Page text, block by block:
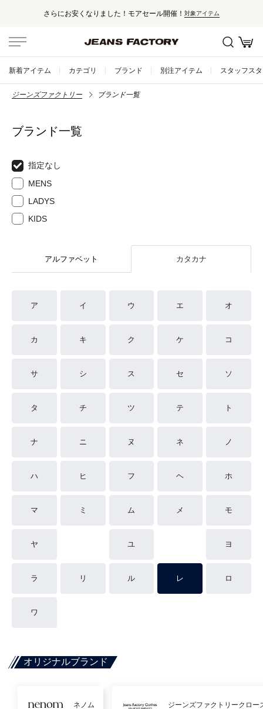
さらにお安くなりました！モアセール開催！ 対象アイテム
新着アイテム カテゴリ ブランド 別注アイテム スタッフス
ジーンズファクトリー ブランド一覧
ブランド一覧
指定なし
MENS
LADYS
KIDS
アルファベット カタカナ
ア イ ウ エ オ
カ キ ク ケ コ
サ シ ス セ ソ
タ チ ツ テ ト
ナ ニ ヌ ネ ノ
ハ ヒ フ ヘ ホ
マ ミ ム メ モ
ヤ ユ ヨ
ラ リ ル レ ロ
ワ
オリジナルブランド
ネノム ジーンズファクトリークロー